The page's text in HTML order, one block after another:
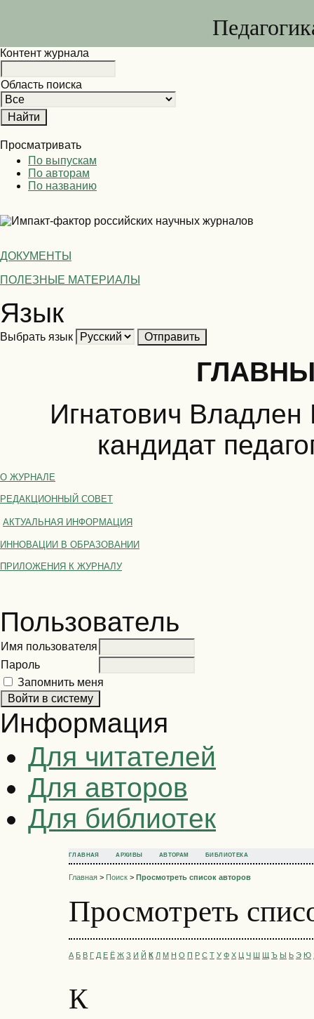
Контент журнала
Область поиска
Просматривать
По выпускам
По авторам
По названию
ДОКУМЕНТЫ
ПОЛЕЗНЫЕ МАТЕРИАЛЫ
Язык
Выбрать язык
Игнатович Владлен
кандидат
О ЖУРНАЛЕ
РЕДАКЦИОННЫЙ СОВЕТ
АКТУАЛЬНАЯ ИНФОРМАЦИЯ
ИННОВАЦИИ В ОБРАЗОВАНИИ
ПРИЛОЖЕНИЯ К ЖУРНАЛУ
Пользователь
Имя пользователя
Пароль
Запомнить меня
Информация
Для читателей
Для авторов
Для библиотек
ГЛАВНАЯ АРХИВЫ АВТОРАМ БИБЛИОТЕКА
Главная > Поиск > Просмотреть список авторов
Просмотреть
А Б В Г Д Е Ё Ж З И Й К Л М Н О П Р С Т У Ф Х Ч Ъ Ы Ь Э Ю
К